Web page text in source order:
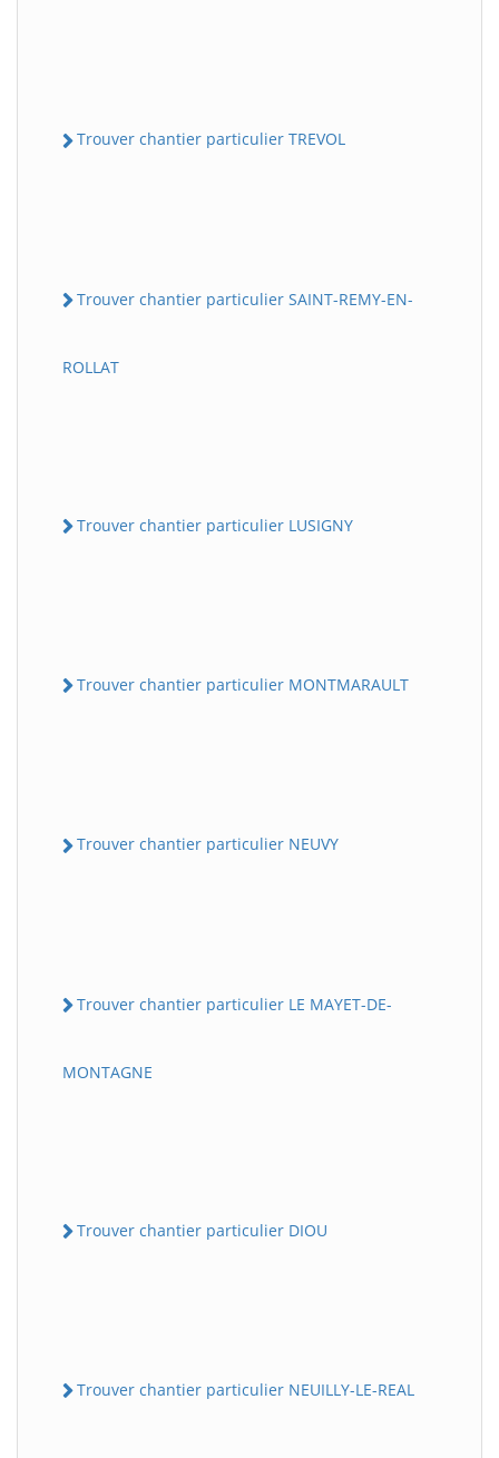
Trouver chantier particulier TREVOL
Trouver chantier particulier SAINT-REMY-EN-
ROLLAT
Trouver chantier particulier LUSIGNY
Trouver chantier particulier MONTMARAULT
Trouver chantier particulier NEUVY
Trouver chantier particulier LE MAYET-DE-
MONTAGNE
Trouver chantier particulier DIOU
Trouver chantier particulier NEUILLY-LE-REAL